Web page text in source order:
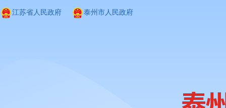
江苏省人民政府 泰州市人民政府